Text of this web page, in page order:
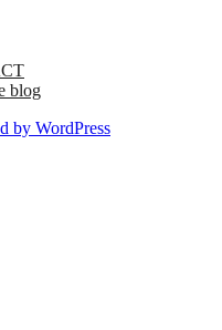
blog
by WordPress